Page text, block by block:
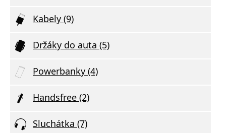
Kabely (9)
Držáky do auta (5)
Powerbanky (4)
Handsfree (2)
Sluchátka (7)